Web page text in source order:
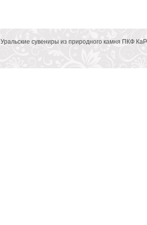
Уральские сувениры из природного камня ПКФ